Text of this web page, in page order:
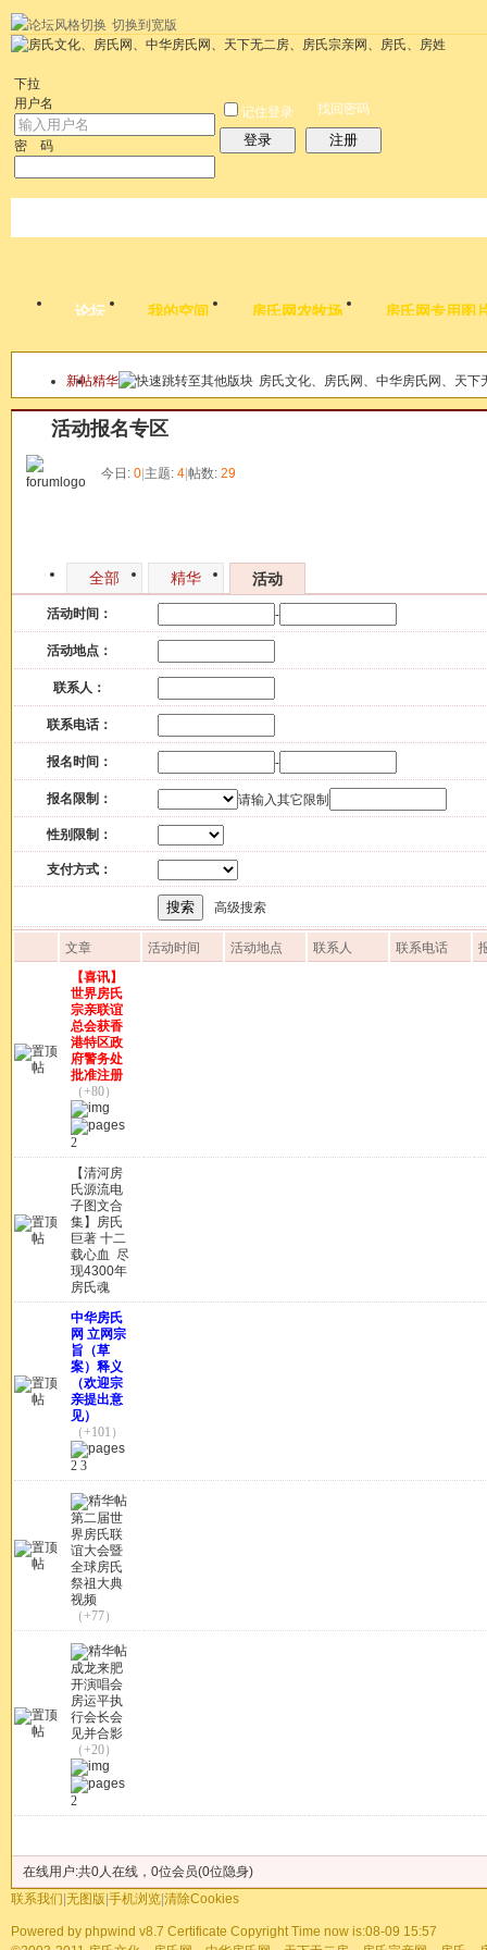
切换到宽版
下拉
用户名
密 码
记住登录
登录
找回密码
注册
论坛 我的空间 房氏网农牧场 房氏网专用图
本版
新帖精华 房氏文化、房氏网、中华房氏网、天
活动报名专区
今日: 0|主题: 4|帖数: 29
全部 精华 活动
活动时间： -
活动地点：
联系人：
联系电话：
报名时间： -
报名限制： 请输入其它限制
性别限制：
支付方式：
搜索 高级搜索
文章 活动时间 活动地点 联系人 联系电话
【喜讯】
世界房氏
宗亲联谊
总会获香
港特区政
府警务处
批准注册
（+80）
2
【清河房
氏源流电
子图文合
集】房氏
巨著 十二
载心血 尽
现4300年
房氏魂
中华房氏
网 立网宗
旨（草
案）释义
（欢迎宗
亲提出意
见）
（+101）
2 3
第二届世
界房氏联
谊大会暨
全球房氏
祭祖大典
视频
（+77）
成龙来肥
开演唱会
房运平执
行会长会
见并合影
（+20）
2
在线用户:共0人在线，0位会员(0位隐身)
联系我们|无图版|手机浏览|清除Cookies
Powered by phpwind v8.7 Certificate Copyright Time now is:08-09 15:57